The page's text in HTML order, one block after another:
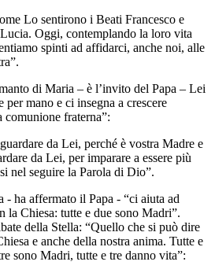
Lo sentirono i Beati Francesco e
Oggi, contemplando la loro vita
spinti ad affidarci, anche noi, alle
di Maria – è l’invito del Papa – Lei
per mano e ci insegna a crescere
comunione fraterna”:
da Lei, perché è vostra Madre e
da Lei, per imparare a essere più
nel seguire la Parola di Dio”.
ha affermato il Papa - “ci aiuta ad
la Chiesa: tutte e due sono Madri”.
della Stella: “Quello che si può dire
e anche della nostra anima. Tutte e
sono Madri, tutte e tre danno vita”: